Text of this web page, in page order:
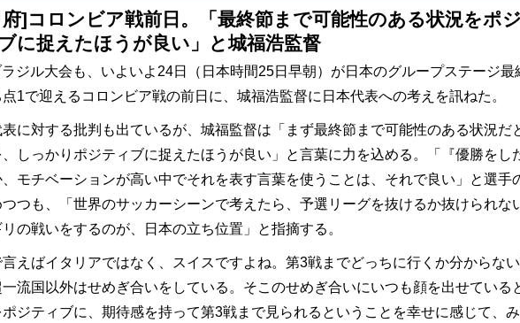
]コロンビア戦前日。「最終節まで可能性のある状況をポ
に捉えたほうが良い」と城福浩監督
ジル大会も、いよいよ24日（日本時間25日早朝）が日本のグループステージ最
1で迎えるコロンビア戦の前日に、城福浩監督に日本代表への考えを訊ねた。
に対する批判も出ているが、城福監督は「まず最終節まで可能性のある状況だ
、しっかりポジティブに捉えたほうが良い」と言葉に力を込める。「『優勝をし
モチベーションが高い中でそれを表す言葉を使うことは、それで良い」と選手
つも、「世界のサッカーシーンで考えたら、予選リーグを抜けるか抜けられな
の戦いをするのが、日本の立ち位置」と指摘する。
言えばイタリアではなく、スイスですよね。第3戦までどっちに行くか分からな
流国以外はせめぎ合いをしている。そこのせめぎ合いにいつも顔を出せている
ポジティブに、期待感を持って第3戦まで見られるということを幸せに感じて、